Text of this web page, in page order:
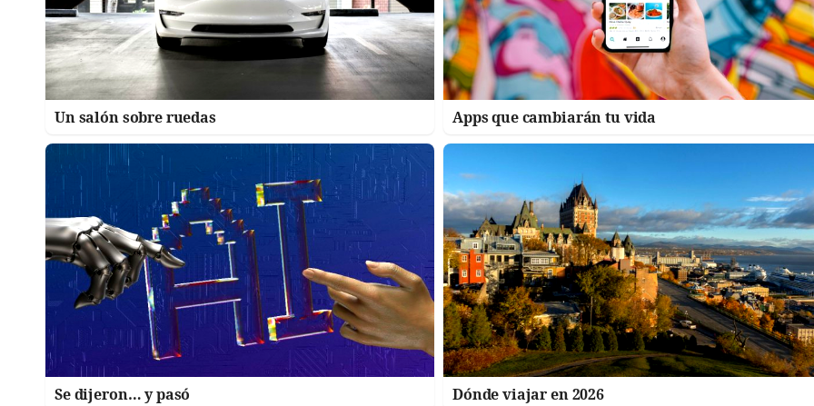
Un salón sobre ruedas Apps que cambiarán tu vida
Se dijeron… y pasó Dónde viajar en 2026